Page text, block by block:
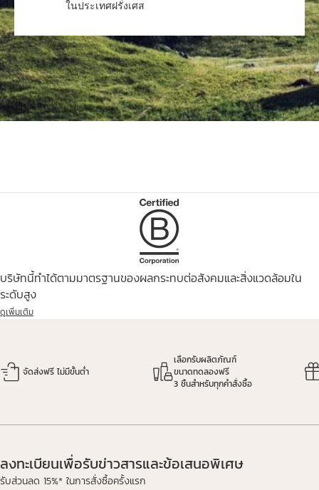
การเติมความชุ่มชื้น
เพื่อช่วยคุณในการดูแลผิว
วิธีการใช้ผลิตภัณฑ์ของเรา
ในประเทศฝรั่งเศส
บริษัทนี้ทำได้ตามมาตรฐานของผลกระทบต่อสังคมและสิ่งแวดล้อมใน
ระดับสูง
ดูเพิ่มเติม
จัดส่งฟรี ไม่มีขั้นต่ำ
เลือกรับผลิตภัณฑ์
ขนาดทดลองฟรี
3 ชิ้นสำหรับทุกคำสั่งซื้อ
ลงทะเบียนเพื่อรับข่าวสารและข้อเสนอพิเศษ
รับส่วนลด 15%* ในการสั่งซื้อครั้งแรก